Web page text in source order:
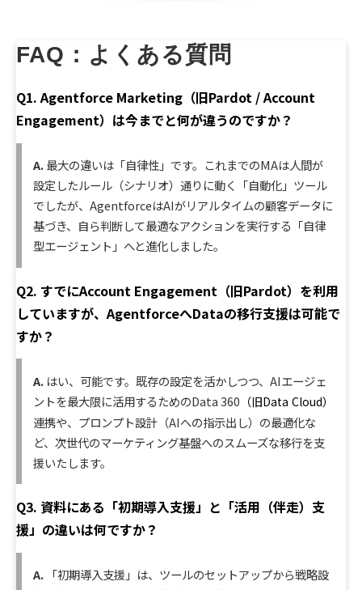
FAQ：よくある質問
Q1. Agentforce Marketing（旧Pardot / Account
Engagement）は今までと何が違うのですか？
A.最大の違いは「自律性」です。これまでのMAは人間が
設定したルール（シナリオ）通りに動く「自動化」ツール
でしたが、AgentforceはAIがリアルタイムの顧客データに
基づき、自ら判断して最適なアクションを実行する「自律
型エージェント」へと進化しました。
Q2. すでにAccount Engagement（旧Pardot）を利用
していますが、AgentforceへDataの移行支援は可能で
すか？
A. はい、可能です。既存の設定を活かしつつ、AIエージェ
ントを最大限に活用するためのData 360 （旧Data Cloud）
連携や、プロンプト設計（AIへの指示出し）の最適化な
ど、次世代のマーケティング基盤へのスムーズな移行を支
援いたします。
Q3. 資料にある「初期導入支援」と「活用（伴走）支
援」の違いは何ですか？
A. 「初期導入支援」は、ツールのセットアップから戦略設